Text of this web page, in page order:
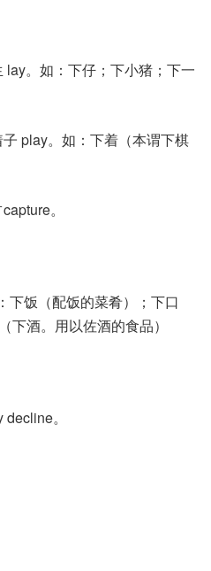
lay。如：下仔；下小猪；下一
play。如：下着（本谓下棋
。
下饭（配饭的菜肴）；下口
下酒。用以佐酒的食品）
。